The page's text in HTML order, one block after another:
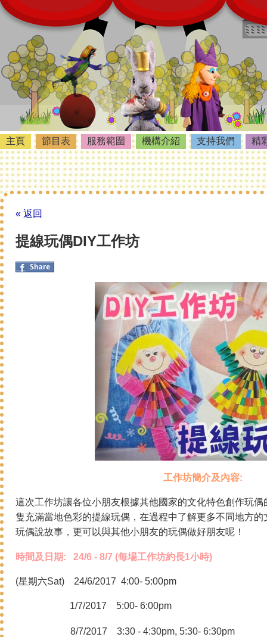
主頁 節目表 服務範圍 機構介紹 支持我們 精
« 返回
提線玩偶DIY工作坊
工作坊簡介及內容:
這次工作坊讓各位小朋友根據其他國家的文化特色創作玩
隻充滿當地色彩的提線玩偶，在過程中了解更多不同地方的
玩偶說故事，更可以與其他小朋友的玩偶做好朋友呢！
時間及日期: 24/6 - 8/7 (每場工作坊約長1小時)
(星期六Sat) 24/6/2017 4:00- 5:00pm
1/7/2017 5:00- 6:00pm
8/7/2017 3:30 - 4:30pm, 5:30- 6:30pm